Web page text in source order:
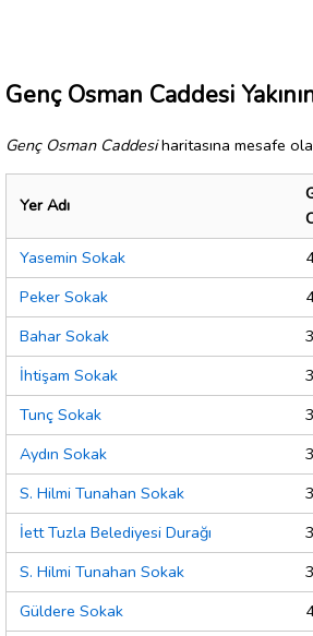
Genç Osman Caddesi
Genç Osman Caddesiharitasına mesafe
Yer Adı
Yasemin Sokak
Peker Sokak
Bahar Sokak
İhtişam Sokak
Tunç Sokak
Aydın Sokak
S. Hilmi Tunahan Sokak
İett Tuzla Belediyesi Durağı
S. Hilmi Tunahan Sokak
Güldere Sokak